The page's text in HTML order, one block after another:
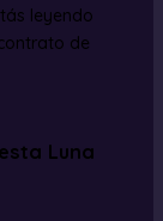
leyendo
de
esta Luna